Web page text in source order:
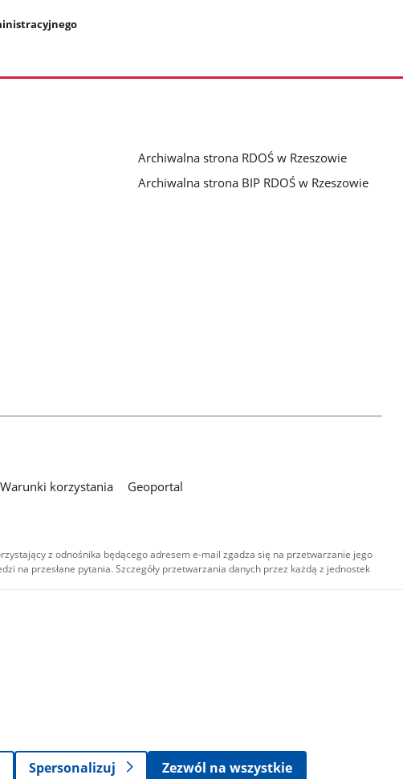
Archiwalna strona RDOŚ w Rzeszowie
Archiwalna strona BIP RDOŚ w Rzeszowie
Warunki korzystania
Geoportal
z odnośnika będącego adresem e-mail zgadza się na przetwarzanie jego
na przesłane pytania. Szczegóły przetwarzania danych przez każdą z jednostek
i wideo,
-
Spersonalizuj Zezwól na wszystkie